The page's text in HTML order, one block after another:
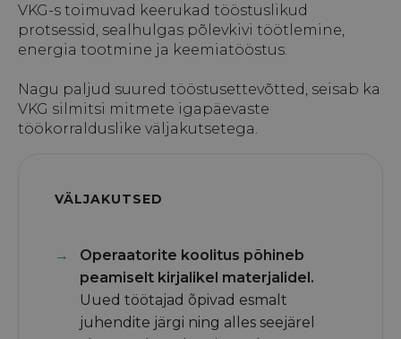
VKG-s toimuvad keerukad tööstuslikud
protsessid, sealhulgas põlevkivi töötlemine,
energia tootmine ja keemiatööstus.
Nagu paljud suured tööstusettevõtted, seisab ka
VKG silmitsi mitmete igapäevaste
töökorralduslike väljakutsetega.
VÄLJAKUTSED
Operaatorite koolitus põhineb
peamiselt kirjalikel materjalidel.
Uued töötajad õpivad esmalt
juhendite järgi ning alles seejärel